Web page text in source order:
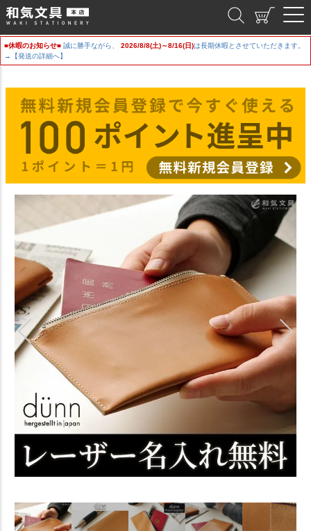
■休暇のお知らせ■ 誠に勝手ながら、 2026/8/8(土)～8/16(日)は長期休暇とさせていただきます。
→【発送の詳細へ】